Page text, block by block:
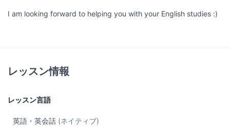
I am looking forward to helping you with your English studies :)
レッスン情報
レッスン言語
英語・英会話 (ネイティブ)